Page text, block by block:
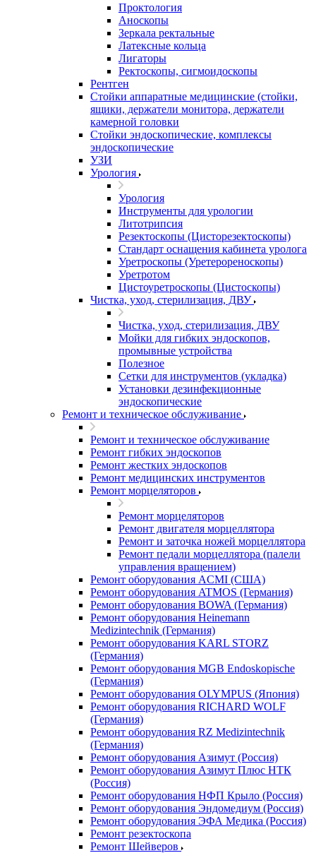
Проктология
Аноскопы
Зеркала ректальные
Латексные кольца
Лигаторы
Ректоскопы, сигмоидоскопы
Рентген
Стойки аппаратные медицинские (стойки,
ящики, держатели монитора, держатели
камерной головки
Стойки эндоскопические, комплексы
эндоскопические
УЗИ
Урология
Урология
Инструменты для урологии
Литотрипсия
Резектоскопы (Цисторезектоскопы)
Стандарт оснащения кабинета уролога
Уретроскопы (Уретерореноскопы)
Уретротом
Цистоуретроскопы (Цистоскопы)
Чистка, уход, стерилизация, ДВУ
Чистка, уход, стерилизация, ДВУ
Мойки для гибких эндоскопов,
промывные устройства
Полезное
Сетки для инструментов (укладка)
Установки дезинфекционные
эндоскопические
Ремонт и техническое обслуживание
Ремонт и техническое обслуживание
Ремонт гибких эндоскопов
Ремонт жестких эндоскопов
Ремонт медицинских инструментов
Ремонт морцеляторов
Ремонт морцеляторов
Ремонт двигателя морцеллятора
Ремонт и заточка ножей морцеллятора
Ремонт педали морцеллятора (палели
управления вращением)
Ремонт оборудования ACMI (США)
Ремонт оборудования ATMOS (Германия)
Ремонт оборудования BOWA (Германия)
Ремонт оборудования Heinemann
Medizintechnik (Германия)
Ремонт оборудования KARL STORZ
(Германия)
Ремонт оборудования MGB Endoskopische
(Германия)
Ремонт оборудования OLYMPUS (Япония)
Ремонт оборудования RICHARD WOLF
(Германия)
Ремонт оборудования RZ Medizintechnik
(Германия)
Ремонт оборудования Азимут (Россия)
Ремонт оборудования Азимут Плюс НТК
(Россия)
Ремонт оборудования НФП Крыло (Россия)
Ремонт оборудования Эндомедиум (Россия)
Ремонт оборудования ЭФА Медика (Россия)
Ремонт резектоскопа
Ремонт Шейверов